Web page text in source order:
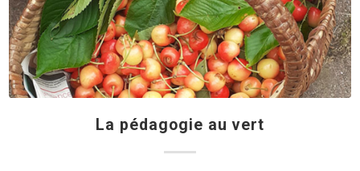
La pédagogie au vert